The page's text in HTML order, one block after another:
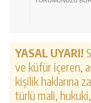
YASAL UYARI!
ve küfür içeren,
kişilik haklarına
türlü mali,